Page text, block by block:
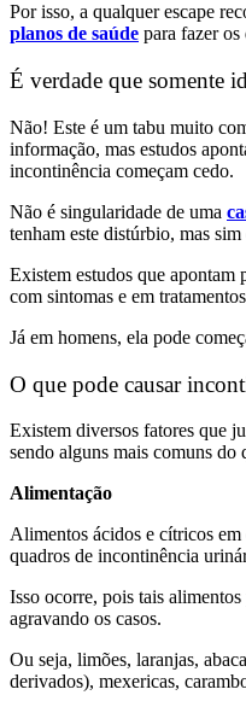
Por isso, a qualquer escape
planos de saúde para fazer os
É verdade que somente
Não! Este é um tabu muito
informação, mas estudos
incontinência começam cedo.
Não é singularidade de uma
tenham este distúrbio, mas sim
Existem estudos que apontam
com sintomas e em
Já em homens, ela pode
O que pode causar
Existem diversos fatores que
sendo alguns mais comuns do
Alimentação
Alimentos ácidos e cítricos em
quadros de incontinência
Isso ocorre, pois tais
agravando os casos.
Ou seja, limões, laranjas,
derivados), mexericas,